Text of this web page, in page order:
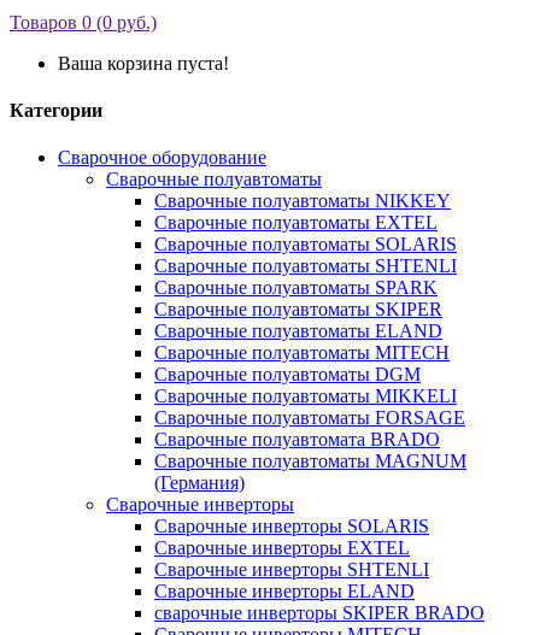
Товаров 0 (0 руб.)
Ваша корзина пуста!
Категории
Сварочное оборудование
Сварочные полуавтоматы
Сварочные полуавтоматы NIKKEY
Сварочные полуавтоматы EXTEL
Сварочные полуавтоматы SOLARIS
Сварочные полуавтоматы SHTENLI
Сварочные полуавтоматы SPARK
Сварочные полуавтоматы SKIPER
Сварочные полуавтоматы ELAND
Сварочные полуавтоматы MITECH
Сварочные полуавтоматы DGM
Сварочные полуавтоматы MIKKELI
Сварочные полуавтоматы FORSAGE
Сварочные полуавтомата BRADO
Сварочные полуавтоматы MAGNUM
(Германия)
Сварочные инверторы
Сварочные инверторы SOLARIS
Сварочные инверторы EXTEL
Сварочные инверторы SHTENLI
Cварочные инверторы ELAND
сварочные инверторы SKIPER BRADO